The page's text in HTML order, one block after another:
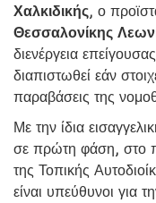
Χαλκιδικής, ο
Θεσσαλονίκης
διενέργεια
διαπιστωθεί εάν
παραβάσεις της
Με την ίδια
σε πρώτη φάση, στο
της Τοπικής
είναι υπεύθυνοι για